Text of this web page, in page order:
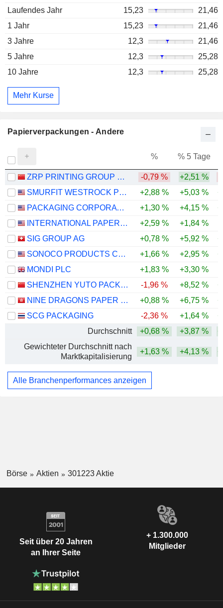
Laufendes Jahr
15,23
21,46
1 Jahr
15,23
21,46
3 Jahre
12,3
21,46
5 Jahre
12,3
25,28
10 Jahre
12,3 25,28
Mehr Kurse
Papierverpackungen - Andere
% % 5 Tage
ZRP PRINTING GROUP CO., LTD -0,79 % +2,51 %
SMURFIT WESTROCK PLC
+2,88 % +5,03 %
PACKAGING CORPORATION OF AMERICA
+1,30 % +4,15 %
INTERNATIONAL PAPER COMPANY
+2,59 % +1,84 %
SIG GROUP AG
+0,78 % +5,92 %
SONOCO PRODUCTS COMPANY
+1,66 % +2,95 %
MONDI PLC
+1,83 % +3,30 %
SHENZHEN YUTO PACKAGING TECHNOLOGY CO., LTD.
-1,96 % +8,52 %
NINE DRAGONS PAPER (HOLDINGS) LIMITED
+0,88 % +6,75 %
SCG PACKAGING
-2,36 % +1,64 %
Durchschnitt
+0,68 % +3,87 %
Gewichteter Durchschnitt nach
Marktkapitalisierung
+1,63 % +4,13 %
Alle Branchenperformances anzeigen
Börse Aktien 301223 Aktie
Seit über 20 Jahren
an Ihrer Seite
+ 1.300.000
Mitglieder